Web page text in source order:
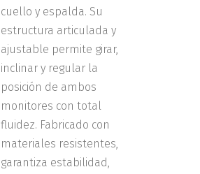
cuello y espalda. Su
estructura articulada y
ajustable permite girar,
inclinar y regular la
posición de ambos
monitores con total
fluidez. Fabricado con
materiales resistentes,
garantiza estabilidad,